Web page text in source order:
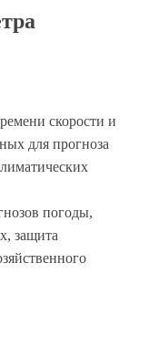
скорости и
для прогноза
погоды,
защита